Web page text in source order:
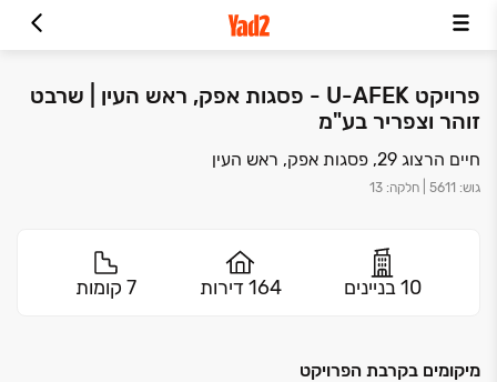
פרויקט U-AFEK - פסגות אפק, ראש העין | שרבט
זוהר וצפריר בע"מ
חיים הרצוג 29, פסגות אפק, ראש העין
גוש:
5611 חלקה:
13
10 בניינים 164 דירות 7 קומות
מיקומים בקרבת הפרויקט